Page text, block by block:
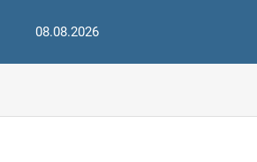
08.08.2026